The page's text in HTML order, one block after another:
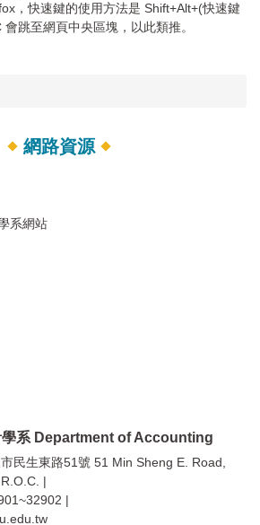
，快速鍵的使用方法是 Shift+Alt+(快速鍵
跳至網頁中央區塊，以此類推。
網路資源
系網站
學系 Department of Accounting
民生東路51號 51 Min Sheng E. Road,
|
|